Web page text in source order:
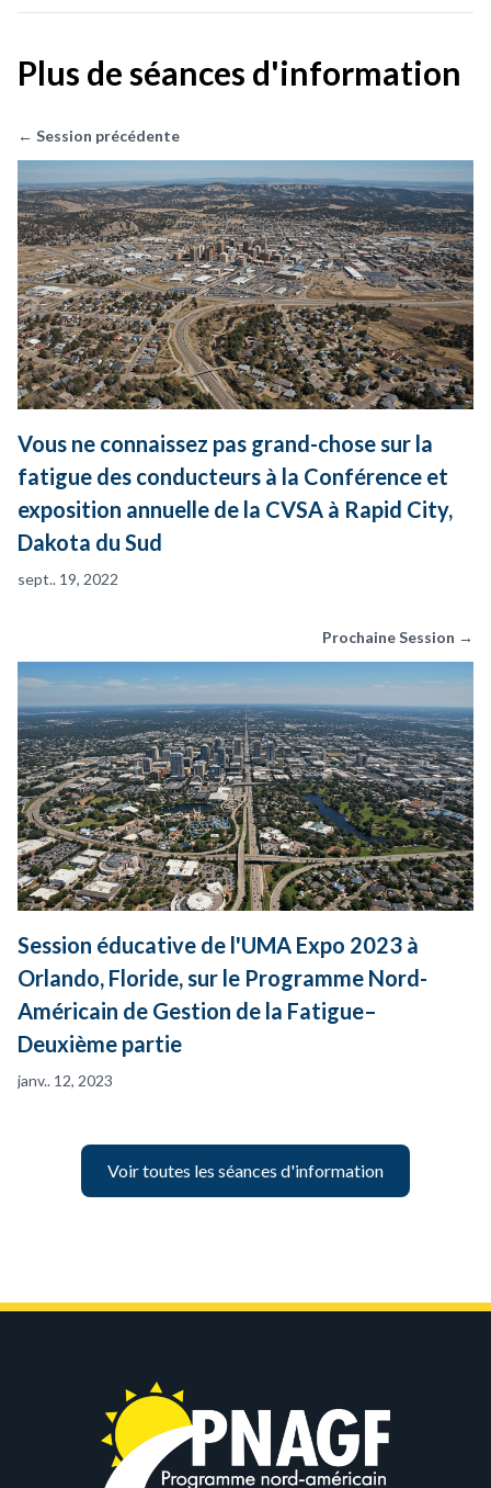
Plus de séances d'information
← Session précédente
Vous ne connaissez pas grand-chose sur la
fatigue des conducteurs à la Conférence et
exposition annuelle de la CVSA à Rapid City,
Dakota du Sud
sept.. 19, 2022
Prochaine Session →
Session éducative de l'UMA Expo 2023 à
Orlando, Floride, sur le Programme Nord-
Américain de Gestion de la Fatigue–
Deuxième partie
janv.. 12, 2023
Voir toutes les séances d'information